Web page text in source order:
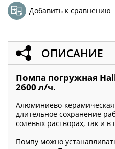
Добавить к сравнению
ОПИСАНИЕ
Помпа погружная
2600 л/ч.
Алюминиево-
длительное сохранение
солевых растворах, так и в
Помпу можно